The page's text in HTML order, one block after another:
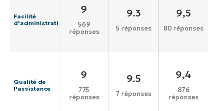
Facilité
d'administration
9
569
réponses
9.3
5 réponses
9,5
80 réponses
Qualité de
l'assistance
9
775
réponses
9.5
7 réponses
9,4
876
réponses